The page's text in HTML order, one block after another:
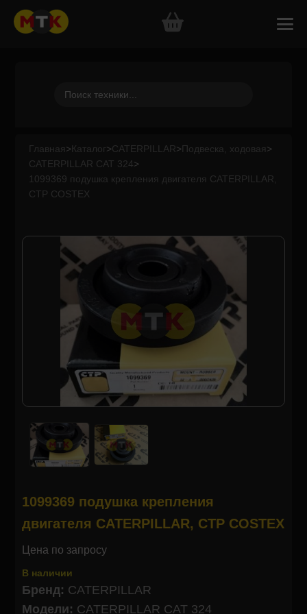
Главная>Каталог>CATERPILLAR>Подвеска, ходовая>
CATERPILLAR CAT 324>
1099369 подушка крепления двигателя CATERPILLAR,
CTP COSTEX
1099369 подушка крепления
двигателя CATERPILLAR, CTP COSTEX
Цена по запросу
В наличии
Бренд: CATERPILLAR
Модели: CATERPILLAR CAT 324